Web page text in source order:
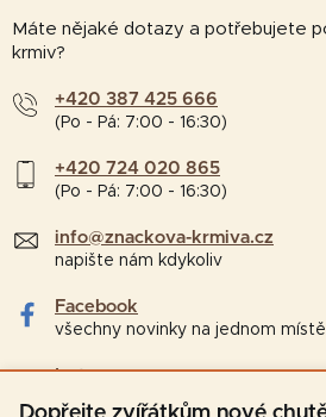
Máte nějaké dotazy a potřebujete
krmiv?
+420 387 425 666
(Po - Pá: 7:00 - 16:30)
+420 724 020 865
(Po - Pá: 7:00 - 16:30)
info@znackova-krmiva.cz
napište nám kdykoliv
Facebook
všechny novinky na jednom místě
Instagram
tipy a zajímavosti pro chovatele